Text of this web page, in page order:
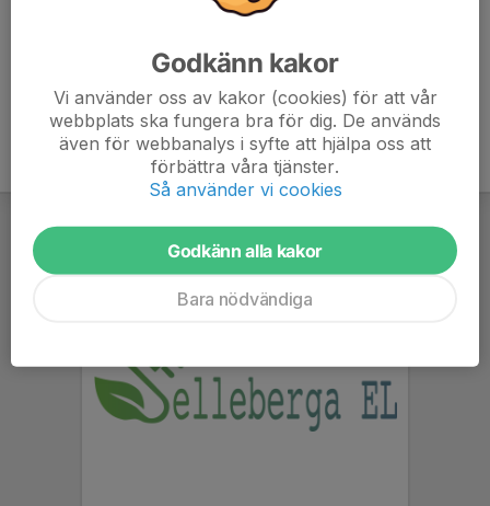
Ledare
Godkänn kakor
Vi använder oss av kakor (cookies) för att vår
webbplats ska fungera bra för dig. De används
även för webbanalys i syfte att hjälpa oss att
förbättra våra tjänster.
Så använder vi cookies
Godkänn alla kakor
Bara nödvändiga